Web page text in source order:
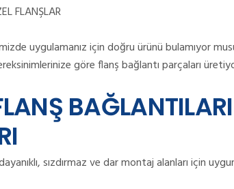
FLANŞLAR
uygulamanız için doğru ürünü bulamıyor
göre flanş bağlantı parçaları
sızdırmaz ve dar montaj alanları için